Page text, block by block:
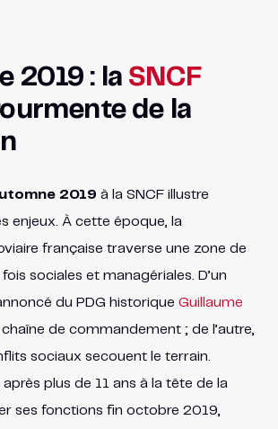
2019 : la SNCF
de la
2019 à la SNCF illustre
enjeux. À cette époque, la
française traverse une zone de
sociales et managériales. D’un
du PDG historique Guillaume
de commandement ; de l’autre,
sociaux secouent le terrain.
plus de 11 ans à la tête de la
ses fonctions fin octobre 2019,